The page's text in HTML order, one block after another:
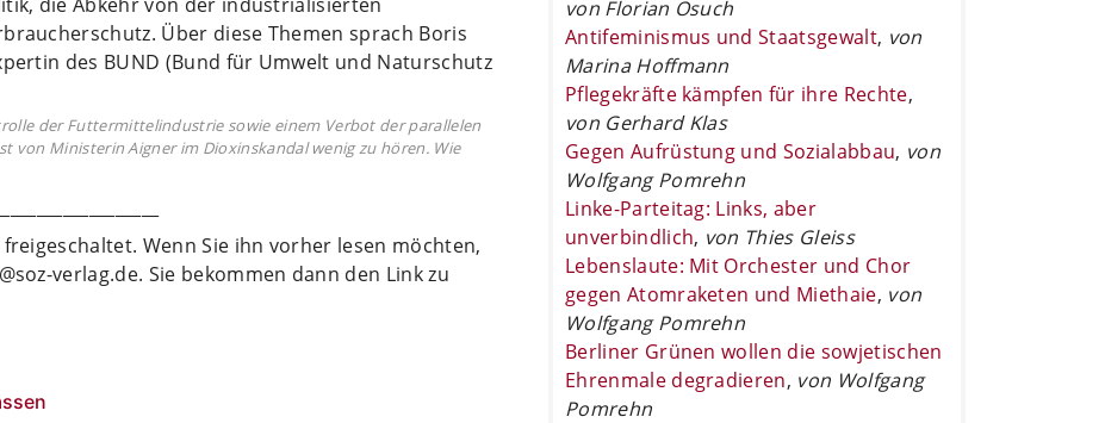
Über diese Themen sprach Boris
des BUND (Bund für Umwelt und Naturschutz
der Futtermittelindustrie sowie einem Verbot der parallelen
Ministerin Aigner im Dioxinskandal wenig zu hören. Wie
Wenn Sie ihn vorher lesen möchten,
verlag.de. Sie bekommen dann den Link zu
von Florian Osuch
Antifeminismus und Staatsgewalt, von
Marina Hoffmann
Pflegekräfte kämpfen für ihre Rechte,
von Gerhard Klas
Gegen Aufrüstung und Sozialabbau, von
Wolfgang Pomrehn
Linke-Parteitag: Links, aber
unverbindlich, von Thies Gleiss
Lebenslaute: Mit Orchester und Chor
gegen Atomraketen und Miethaie, von
Wolfgang Pomrehn
Berliner Grünen wollen die sowjetischen
Ehrenmale degradieren, von Wolfgang
Pomrehn